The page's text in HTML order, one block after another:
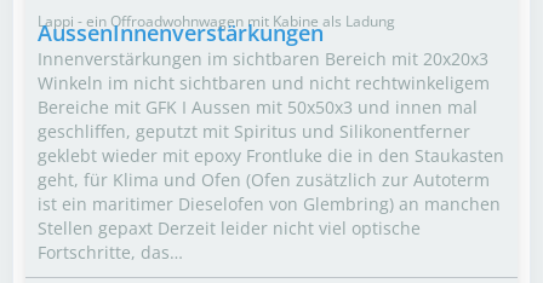
Lappi - ein Offroadwohnwagen mit Kabine als Ladung
AussenInnenverstärkungen
Innenverstärkungen im sichtbaren Bereich mit 20x20x3
Winkeln im nicht sichtbaren und nicht rechtwinkeligem
Bereiche mit GFK I Aussen mit 50x50x3 und innen mal
geschliffen, geputzt mit Spiritus und Silikonentferner
geklebt wieder mit epoxy Frontluke die in den Staukasten
geht, für Klima und Ofen (Ofen zusätzlich zur Autoterm
ist ein maritimer Dieselofen von Glembring) an manchen
Stellen gepaxt Derzeit leider nicht viel optische
Fortschritte, das…